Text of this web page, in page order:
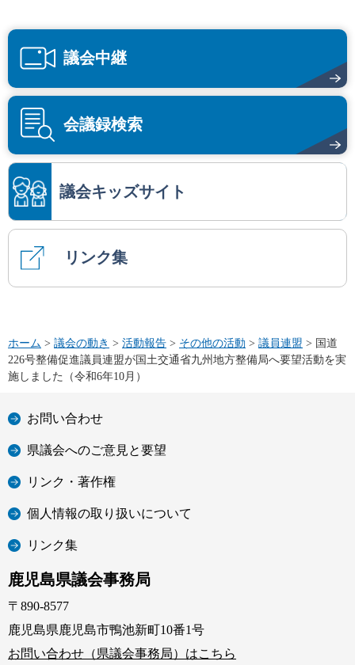
議会中継
会議録検索
議会キッズサイト
リンク集
ホーム > 議会の動き > 活動報告 > その他の活動 > 議員連盟 > 国道
226号整備促進議員連盟が国土交通省九州地方整備局へ要望活動を実
施しました（令和6年10月）
お問い合わせ
県議会へのご意見と要望
リンク・著作権
個人情報の取り扱いについて
リンク集
鹿児島県議会事務局
〒890-8577
鹿児島県鹿児島市鴨池新町10番1号
お問い合わせ（県議会事務局）はこちら